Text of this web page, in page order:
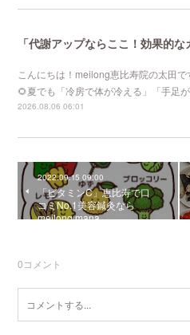
こんにちは！meilong恵比寿院の太田
🌻夏でも「冷房で体が冷える」「手足
2026.08.06 06:01
2022.09.15 09:00
「ビタミンC」恵比寿で口
コミNo.1美容鍼灸なら
meilong mana
0コメント